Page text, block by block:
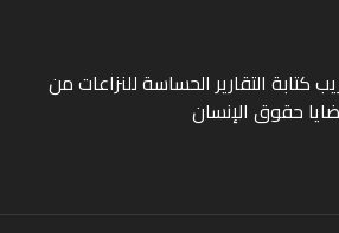
كتابة التقارير الحساسة للنزاعات من
حقوق الإنسان